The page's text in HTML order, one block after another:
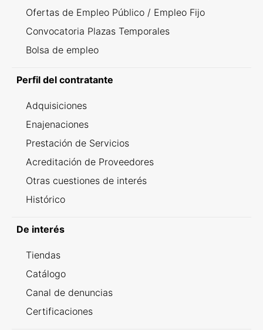
Ofertas de Empleo Público / Empleo Fijo
Convocatoria Plazas Temporales
Bolsa de empleo
Perfil del contratante
Adquisiciones
Enajenaciones
Prestación de Servicios
Acreditación de Proveedores
Otras cuestiones de interés
Histórico
De interés
Tiendas
Catálogo
Canal de denuncias
Certificaciones